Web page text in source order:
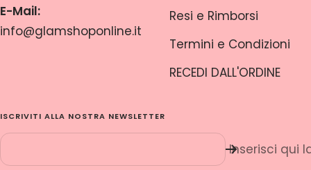
E-Mail:
info@glamshoponline.it
Resi e Rimborsi
Termini e Condizioni
RECEDI DALL'ORDINE
ISCRIVITI ALLA NOSTRA NEWSLETTER
Inserisci qui